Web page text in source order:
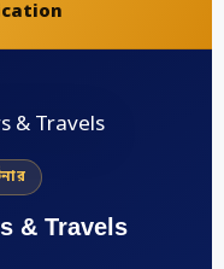
& Travels